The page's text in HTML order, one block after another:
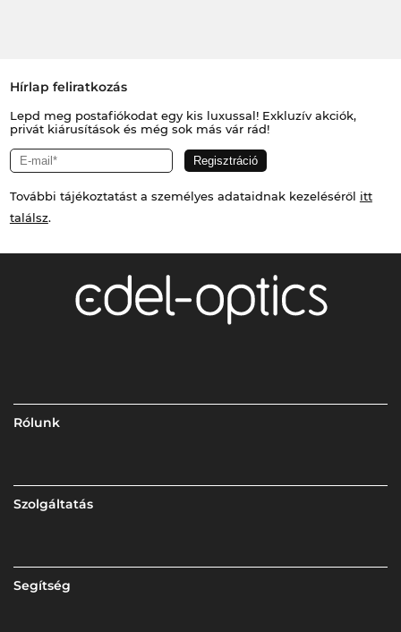
Hírlap feliratkozás
Lepd meg postafiókodat egy kis luxussal! Exkluzív akciók,
privát kiárusítások és még sok más vár rád!
További tájékoztatást a személyes adataidnak kezeléséről itt
találsz.
Rólunk
Szolgáltatás
Segítség